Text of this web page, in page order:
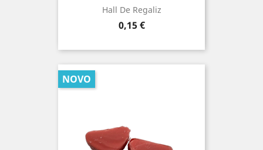
Hall De Regaliz
Prezo
0,15 €
NOVO